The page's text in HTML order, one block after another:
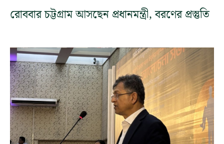
রোববার চট্টগ্রাম আসছেন প্রধানমন্ত্রী, বরণের প্রস্তুতি